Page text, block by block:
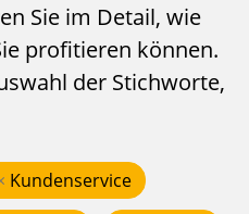
Sie im Detail, wie
profitieren können.
der Stichworte,
Kundenservice